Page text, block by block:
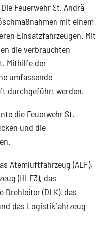
Feuerwehr St. Andrä-
mit einem
Einsatzfahrzeugen. Mit
die verbrauchten
Mithilfe der
umfassende
durchgeführt werden.
die Feuerwehr St.
und die
Atemluftfahrzeug (ALF),
(HLF3), das
Drehleiter (DLK), das
das Logistikfahrzeug